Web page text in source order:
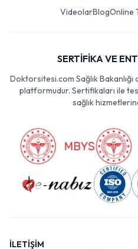
VideolarBlogOnline
SERTİFİKA VE
Doktorsitesi.com Sağlık
platformudur. Sertifikaları ile
sağlık
İLETİŞİM